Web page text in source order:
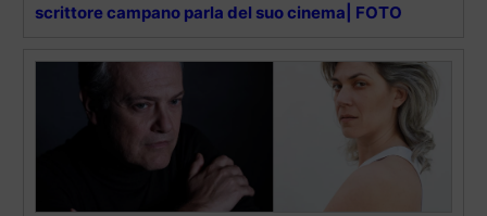
scrittore campano parla del suo cinema| FOTO